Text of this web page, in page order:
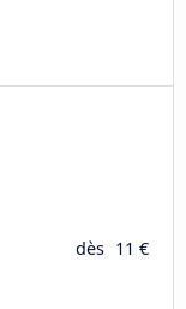
dès 11 €